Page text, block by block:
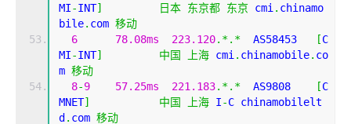
MI-INT] 日本 东京都 东京 cmi . chinamo
bile. com 移动
6
78.08ms 223.120.*.*
  AS58453
[C
MI-INT] 中国 上海 cmi . chinamobile. co
m 移动
8-9 57.25ms 221.183.*.*
  AS9808
[C
MNET] 中国 上海 I-C chinamobilelt
d . com 移动